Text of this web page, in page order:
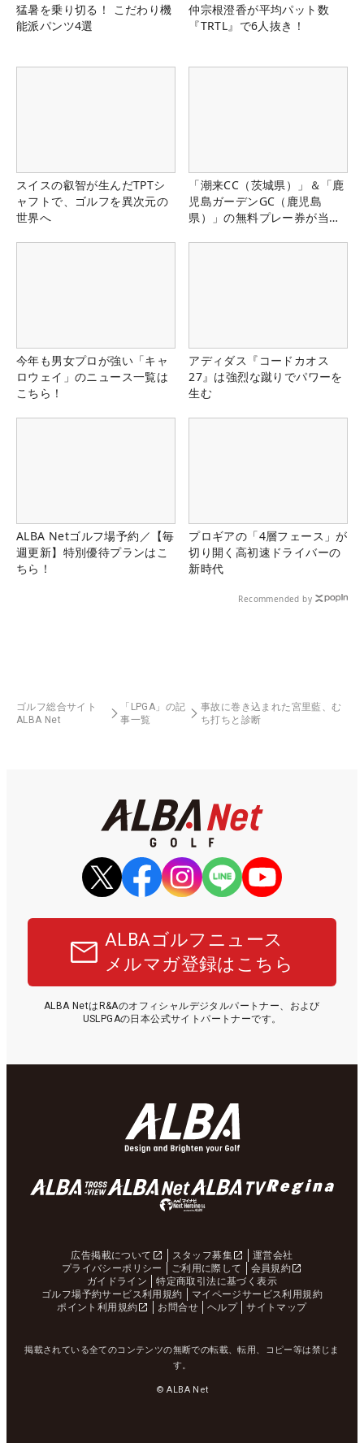
猛暑を乗り切る！ こだわり機
能派パンツ4選
仲宗根澄香が平均パット数
『TRTL』で6人抜き！
スイスの叡智が生んだTPTシ
ャフトで、ゴルフを異次元の
世界へ
「潮来CC（茨城県）」＆「鹿
児島ガーデンGC（鹿児島
県）」の無料プレー券が当た
今年も男女プロが強い「キャ
ロウェイ」のニュース一覧は
こちら！
アディダス『コードカオス
27』は強烈な蹴りでパワーを
生む
ALBA Netゴルフ場予約／【毎
週更新】特別優待プランはこ
ちら！
プロギアの「4層フェース」が
切り開く高初速ドライバーの
新時代
Recommended by
ゴルフ総合サイト
ALBA Net
「LPGA」の記
事一覧
事故に巻き込まれた宮里藍、む
ち打ちと診断
ALBAゴルフニュース
メルマガ登録はこちら
ALBA NetはR&Aのオフィシャルデジタルパートナー、および
USLPGAの日本公式サイトパートナーです。
広告掲載について スタッフ募集
運営会社
プライバシーポリシー
ご利用に際して
会員規約
ガイドライン
特定商取引法に基づく表示
ゴルフ場予約サービス利用規約
マイページサービス利用規約
ポイント利用規約
お問合せ ヘルプ サイトマップ
掲載されている全てのコンテンツの無断での転載、転用、コピー等は禁じま
す。
© ALBA Net